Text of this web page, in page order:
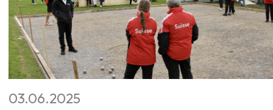
03.06.2025